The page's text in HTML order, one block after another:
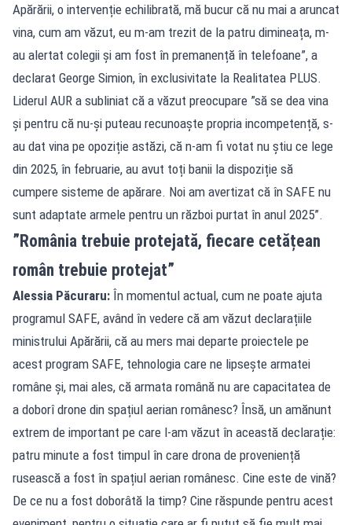
Apărării, o intervenție echilibrată, mă bucur că nu mai a aruncat
vina, cum am văzut, eu m-am trezit de la patru dimineața, m-
au alertat colegii și am fost în premanență în telefoane”, a
declarat George Simion, în exclusivitate la Realitatea PLUS.
Liderul AUR a subliniat că a văzut preocupare ”să se dea vina
și pentru că nu-și puteau recunoaște propria incompetență, s-
au dat vina pe opoziție astăzi, că n-am fi votat nu știu ce lege
din 2025, în februarie, au avut toți banii la dispoziție să
cumpere sisteme de apărare. Noi am avertizat că în SAFE nu
sunt adaptate armele pentru un război purtat în anul 2025”.
”România trebuie protejată, fiecare cetățean
român trebuie protejat”
Alessia Păcuraru: În momentul actual, cum ne poate ajuta
programul SAFE, având în vedere că am văzut declarațiile
ministrului Apărării, că au mers mai departe proiectele pe
acest program SAFE, tehnologia care ne lipsește armatei
române și, mai ales, că armata română nu are capacitatea de
a doborî drone din spațiul aerian românesc? Însă, un amănunt
extrem de important pe care l-am văzut în această declarație:
patru minute a fost timpul în care drona de proveniență
rusească a fost în spațiul aerian românesc. Cine este de vină?
De ce nu a fost doborâtă la timp? Cine răspunde pentru acest